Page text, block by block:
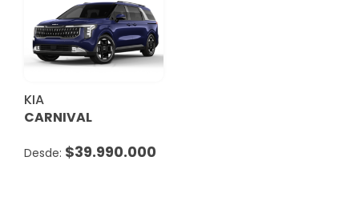
KIA
CARNIVAL
$39.990.000